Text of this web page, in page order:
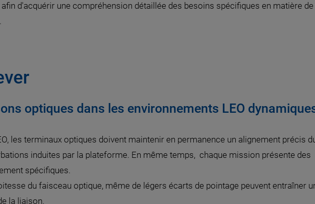
d'acquérir une compréhension détaillée des besoins spécifiques en matière de
optiques dans les environnements LEO
les terminaux optiques doivent maintenir en permanence un alignement précis
induites par la plateforme. En même temps, chaque mission présente des
spécifiques.
du faisceau optique, même de légers écarts de pointage peuvent entraîner
la liaison.